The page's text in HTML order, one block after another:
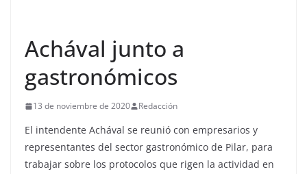
Achával junto a
gastronómicos
13 de noviembre de 2020 Redacción
El intendente Achával se reunió con empresarios y
representantes del sector gastronómico de Pilar, para
trabajar sobre los protocolos que rigen la actividad en